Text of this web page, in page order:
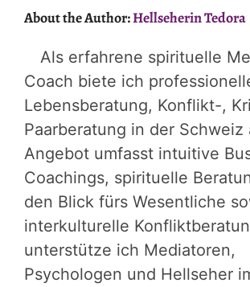
About the Author:Hellseherin Tedora
Als erfahrene spirituelle
Coach biete ich
Lebensberatung, Konflikt-,
Paarberatung in der Schweiz
Angebot umfasst intuitive
Coachings, spirituelle
den Blick fürs Wesentliche
interkulturelle
unterstütze ich Mediatoren,
Psychologen und Hellseher